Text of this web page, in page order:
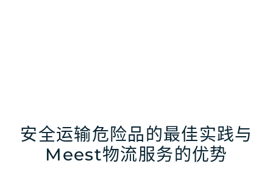
安全运输危险品的最佳实践与
Meest物流服务的优势